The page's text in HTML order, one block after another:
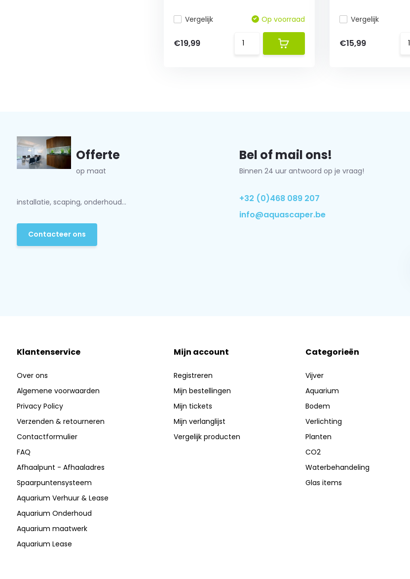
Vergelijk Op voorraad
€19,99
Vergelijk
€15,99
Offerte
op maat
installatie, scaping, onderhoud...
Contacteer ons
Bel of mail ons!
Binnen 24 uur antwoord op je vraag!
+32 (0)468 089 207
info@aquascaper.be
Klantenservice
Over ons
Algemene voorwaarden
Privacy Policy
Verzenden & retourneren
Contactformulier
FAQ
Afhaalpunt - Afhaaladres
Spaarpuntensysteem
Aquarium Verhuur & Lease
Aquarium Onderhoud
Aquarium maatwerk
Aquarium Lease
Mijn account
Registreren
Mijn bestellingen
Mijn tickets
Mijn verlanglijst
Vergelijk producten
Categorieën
Vijver
Aquarium
Bodem
Verlichting
Planten
CO2
Waterbehandeling
Glas items